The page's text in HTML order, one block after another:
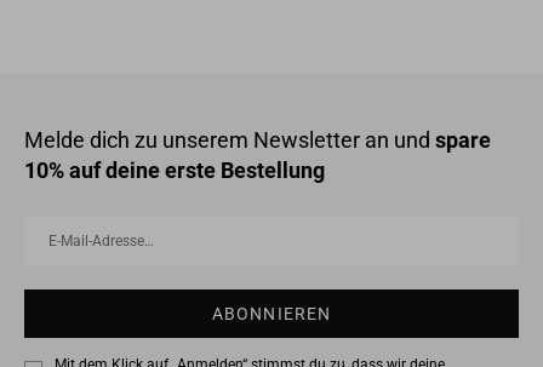
Melde dich zu unserem Newsletter an und spare
10% auf deine erste Bestellung
ABONNIEREN